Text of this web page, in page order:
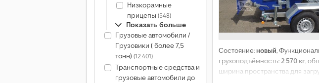
Низкорамные
прицепы (548)
Показать больше
Грузовые автомобили /
Грузовики ( более 7,5
тонн) (12 401)
Транспортные средства и
грузовые автомобили до
Состояние: новый,
грузоподъёмность:2 570 кг,
ширина пространства для